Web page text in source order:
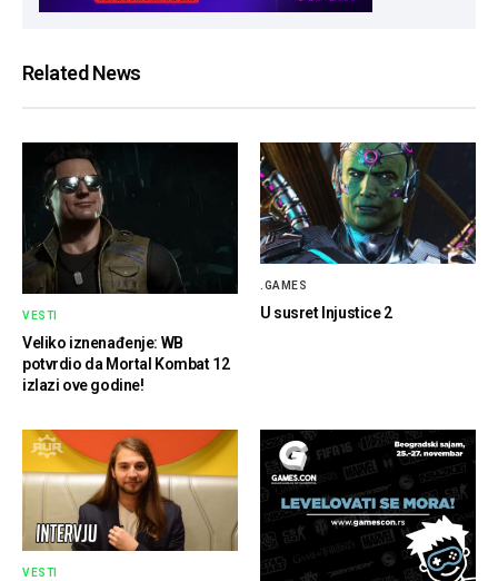
Related News
VESTI
Veliko iznenađenje: WB
potvrdio da Mortal Kombat 12
izlazi ove godine!
.GAMES
U susret Injustice 2
VESTI